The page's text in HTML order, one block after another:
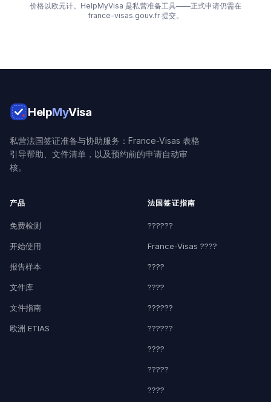
价格以欧元计。HelpMyVisa 是私营准备工具——正式申请仍需在
france-visas.gouv.fr 提交。
HelpMyVisa
私营法国签证准备与协助服务：France-Visas 表格
引导帮助、文件清单，以及预约前的申请自动审
核。
产品
免费检测
开始使用
报告样本
文件库
文件指南
欧洲 ETIAS
法国签证指南
??????
France-Visas ????
????
????
??????
??????
????
?????
????